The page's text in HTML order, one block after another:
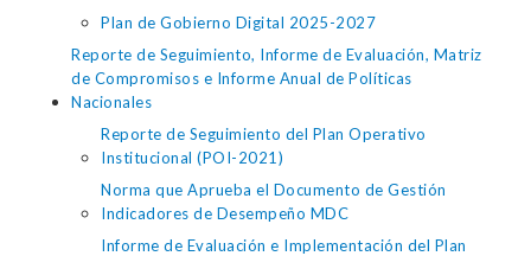
Plan de Gobierno Digital 2025-2027
Reporte de Seguimiento, Informe de Evaluación, Matriz
de Compromisos e Informe Anual de Políticas
Nacionales
Reporte de Seguimiento del Plan Operativo
Institucional (POI-2021)
Norma que Aprueba el Documento de Gestión
Indicadores de Desempeño MDC
Informe de Evaluación e Implementación del Plan